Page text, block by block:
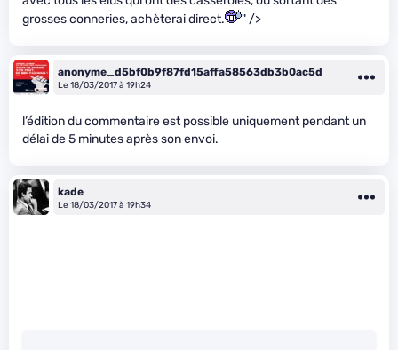
grosses conneries, achèterai direct.
" />
anonyme_d5bf0b9f87fd15affa58563db3b0ac5d
Le 18/03/2017 à 19h24
l’édition du commentaire est possible uniquement pendant un
délai de 5 minutes après son envoi.
kade
Le 18/03/2017 à 19h34